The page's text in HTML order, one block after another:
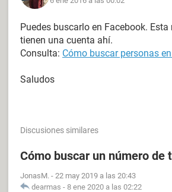
Puedes buscarlo en Facebook.
tienen una cuenta ahí.
Consulta: Cómo buscar personas
Saludos
Discusiones similares
Cómo buscar un número de
JonasM. - 22 may 2019 a las 20:43
dearmas - 8 ene 2020 a las 02:22